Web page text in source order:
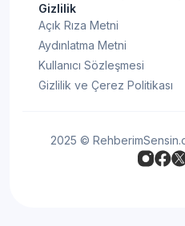
Gizlilik
Açık Rıza Metni
Aydınlatma Metni
Kullanıcı Sözleşmesi
Gizlilik ve Çerez Politikası
2025 ©